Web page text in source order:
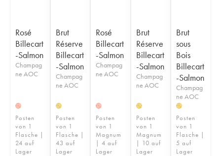
Rosé
Billecart
-Salmon
Champag
ne AOC
H
Posten
von 1
Flasche |
24 auf
Lager
Brut
Réserve
Billecart
-Salmon
Champag
ne AOC
H
Posten
von 1
Flasche |
43 auf
Lager
Rosé
Billecart
-Salmon
Champag
ne AOC
H
Posten
von 1
Magnum
| 4 auf
Lager
Brut
Réserve
Billecart
-Salmon
Champag
ne AOC
H
Posten
von 1
Magnum
| 10 auf
Lager
Brut
sous
Bois
Billecart
-Salmon
Champag
ne AOC
H
Posten
von 1
Flasche |
5 auf
Lager